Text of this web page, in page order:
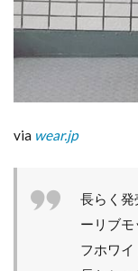
via wear.jp
長らく発
ーリブ
フホワ